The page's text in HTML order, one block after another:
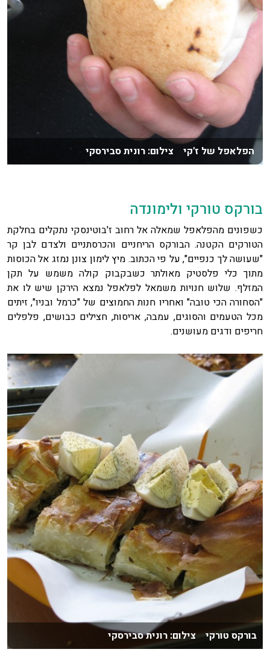
הפלאפל של ז'קי צילום: רונית סבירסקי
בורקס טורקי ולימונדה
כשפונים מהפלאפל שמאלה אל רחוב ז'בוטינסקי נתקלים בחלקת
הטורקים הקטנה. הבורקס הריחניים והכרסתניים ולצדם לבן קר
"שעושה לך כנפיים", על פי הכתוב. מיץ לימון צונן נמזג אל הכוסות
מתוך כלי פלסטיק מאולתר כשבקבוק קולה משמש על תקן
המזלף. שלוש חנויות משמאל לפלאפל נמצא הירקן שיש לו את
"הסחורה הכי טובה" ואחריו חנות החמוצים של "כרמל ובניו", זיתים
מכל הטעמים והסוגים, עמבה, אריסות, חצילים כבושים, פלפלים
חריפים ודגים מעושנים.
בורקס טורקי צילום: רונית סבירסקי